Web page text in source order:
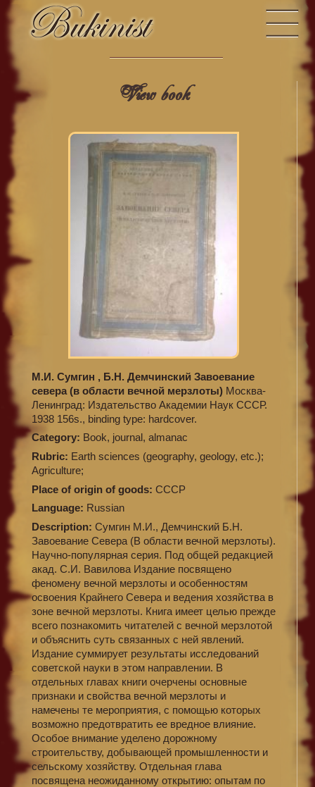
View book
М.И. Сумгин , Б.Н. Демчинский Завоевание
севера (в области вечной мерзлоты) Москва-
Ленинград: Издательство Академии Наук СССР.
1938 156s., binding type: hardcover.
Category: Book, journal, almanac
Rubric: Earth sciences (geography, geology, etc.);
Agriculture;
Place of origin of goods: СССР
Language: Russian
Description: Сумгин М.И., Демчинский Б.Н.
Завоевание Севера (В области вечной мерзлоты).
Научно-популярная серия. Под общей редакцией
акад. С.И. Вавилова Издание посвящено
феномену вечной мерзлоты и особенностям
освоения Крайнего Севера и ведения хозяйства в
зоне вечной мерзлоты. Книга имеет целью прежде
всего познакомить читателей с вечной мерзлотой
и объяснить суть связанных с ней явлений.
Издание суммирует результаты исследований
советской науки в этом направлении. В
отдельных главах книги очерчены основные
признаки и свойства вечной мерзлоты и
намечены те мероприятия, с помощью которых
возможно предотвратить ее вредное влияние.
Особое внимание уделено дорожному
строительству, добывающей промышленности и
сельскому хозяйству. Отдельная глава
посвящена неожиданному открытию: опытам по